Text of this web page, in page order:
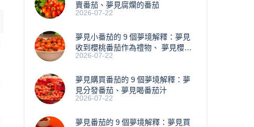
賣番茄、夢見腐爛的番茄
2026-07-22
​夢見小番茄的 9 個夢境解釋：夢見
收到櫻桃番茄作為禮物、 夢見櫻桃
落下
2026-07-22
夢見購買番茄的 9 個夢境解釋：夢
見分發番茄、夢見喝番茄汁
2026-07-22
夢見番茄的 9 個夢境解釋：夢見買